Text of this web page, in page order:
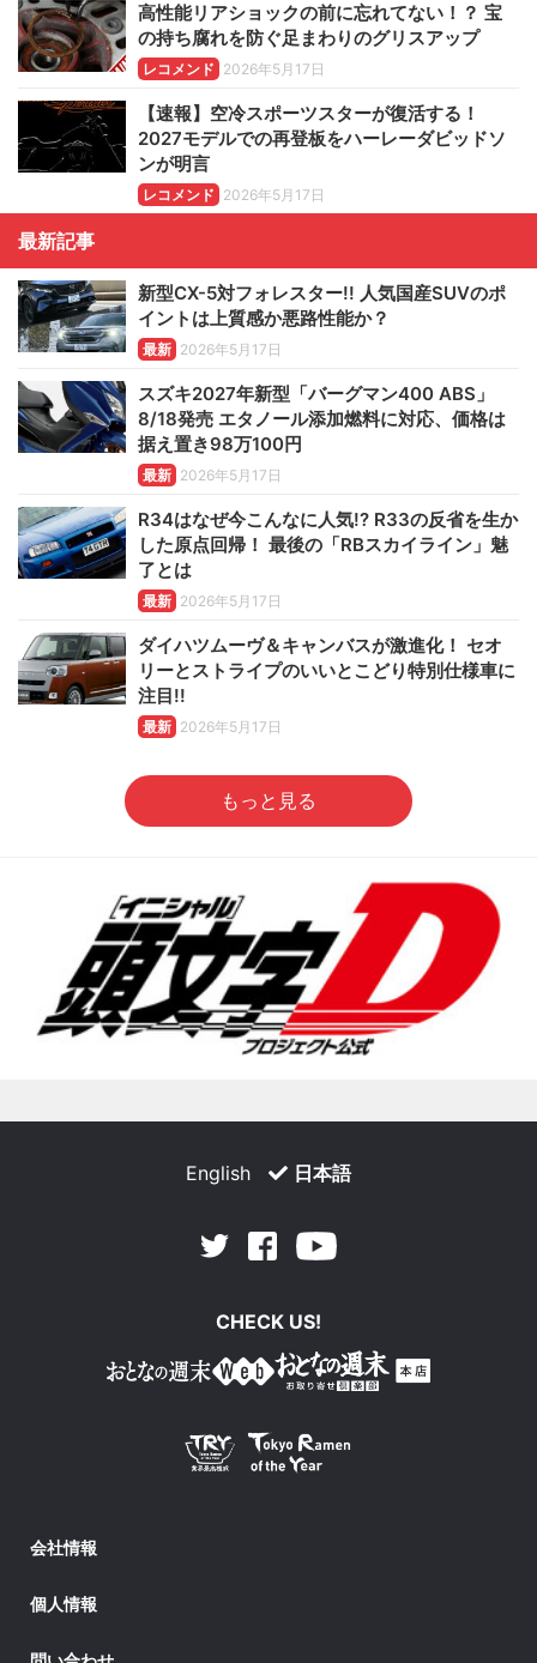
高性能リアショックの前に忘れてない！？ 宝
の持ち腐れを防ぐ足まわりのグリスアップ
レコメンド 2026年5月17日
【速報】空冷スポーツスターが復活する！
2027モデルでの再登板をハーレーダビッドソ
ンが明言
レコメンド 2026年5月17日
最新記事
新型CX-5対フォレスター!! 人気国産SUVのポ
イントは上質感か悪路性能か？
最新 2026年5月17日
スズキ2027年新型「バーグマン400 ABS」
8/18発売 エタノール添加燃料に対応、価格は
据え置き98万100円
最新 2026年5月17日
R34はなぜ今こんなに人気!? R33の反省を生か
した原点回帰！ 最後の「RBスカイライン」魅
了とは
最新 2026年5月17日
ダイハツムーヴ＆キャンバスが激進化！ セオ
リーとストライプのいいとこどり特別仕様車に
注目!!
最新 2026年5月17日
もっと見る
English 日本語
Twitter Facebook
CHECK US!
会社情報
個人情報